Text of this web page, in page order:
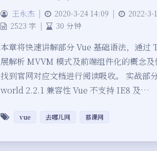
王永杰 | 2020-3-24 14:09 | 2022-3-
2523 字 | 30 分钟
本章将快速讲解部分 Vue 基础语法，通
展解析 MVVM 模式及前端组件化的概念及
找到官网对应文档进行阅读吸收。 实战
world 2.2.1 兼容性 Vue 不支持 IE8 及…
vue 去哪儿网 慕课网